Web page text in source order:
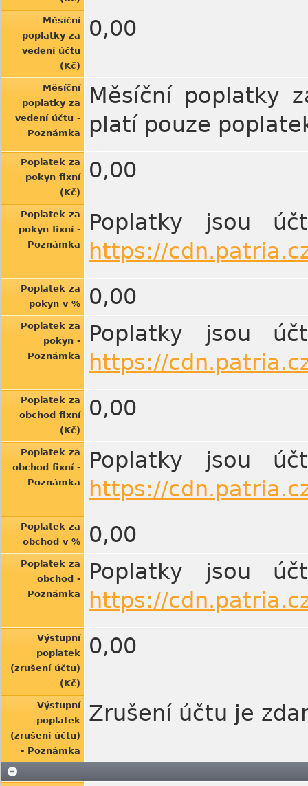
Měsíční
poplatky za
vedení účtu
(Kč)
0,00
Měsíční
poplatky za
vedení účtu -
Poznámka
Měsíční poplatky
platí pouze
Poplatek za
pokyn fixní
(Kč)
0,00
Poplatek za
pokyn fixní -
Poznámka
Poplatky jsou
https://
Poplatek za
pokyn v %
0,00
Poplatek za
pokyn -
Poznámka
Poplatky jsou
https://
Poplatek za
obchod fixní
(Kč)
0,00
Poplatek za
obchod fixní -
Poznámka
Poplatky jsou
https://
Poplatek za
obchod v %
0,00
Poplatek za
obchod -
Poznámka
Poplatky jsou
https://
Výstupní
poplatek
(zrušení účtu)
(Kč)
0,00
Výstupní
poplatek
(zrušení účtu)
- Poznámka
Zrušení účtu je